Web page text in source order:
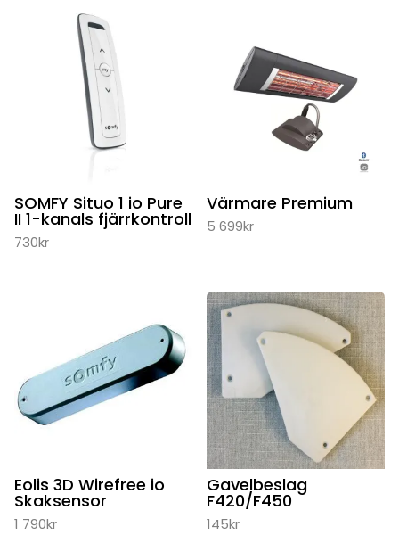
SOMFY Situo 1 io Pure
II 1-kanals fjärrkontroll
730kr
Värmare Premium
5 699kr
Eolis 3D Wirefree io
Skaksensor
1 790kr
Gavelbeslag
F420/F450
145kr